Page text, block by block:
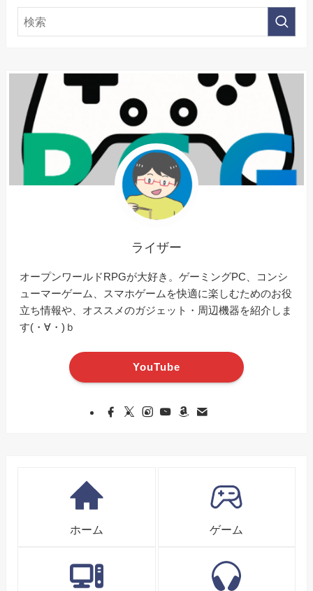
ライザー
オープンワールドRPGが大好き。ゲーミングPC、コンシ
ューマーゲーム、スマホゲームを快適に楽しむためのお役
立ち情報や、オススメのガジェット・周辺機器を紹介しま
す(・∀・)ｂ
YouTube
ホーム ゲーム